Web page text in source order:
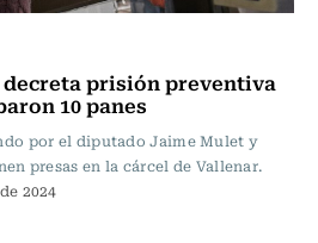
prisión preventiva
10 panes
por el diputado Jaime Mulet y
presas en la cárcel de Vallenar.
2024